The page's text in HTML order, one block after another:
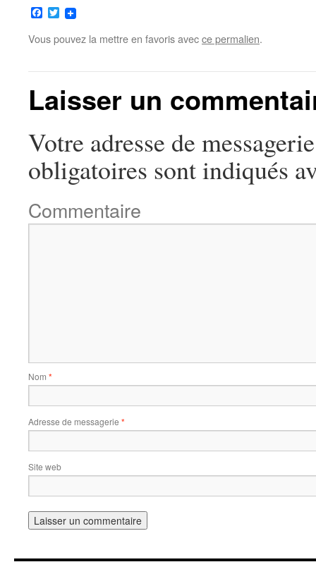
Facebook
Twitter
Vous pouvez la mettre en favoris avecce permalien.
Laisser un
Votre adresse de
obligatoires sont indiqués
Commentaire
Nom *
Adresse de messagerie *
Site web